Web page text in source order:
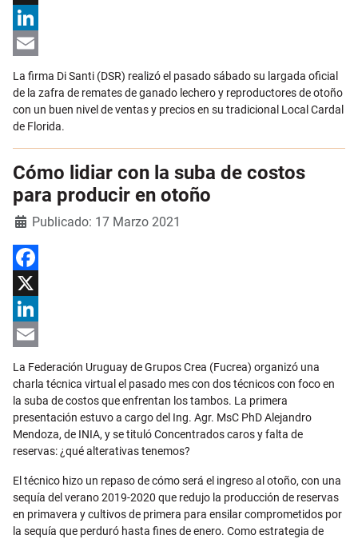
X
LinkedIn
Email
La firma Di Santi (DSR) realizó el pasado sábado su largada oficial
de la zafra de remates de ganado lechero y reproductores de otoño
con un buen nivel de ventas y precios en su tradicional Local Cardal
de Florida.
Cómo lidiar con la suba de costos
para producir en otoño
DetallesPublicado: 17 Marzo 2021
Facebook
X
LinkedIn
La Federación Uruguay de Grupos Crea (Fucrea) organizó una
charla técnica virtual el pasado mes con dos técnicos con foco en
la suba de costos que enfrentan los tambos. La primera
presentación estuvo a cargo del Ing. Agr. MsC PhD Alejandro
Mendoza, de INIA, y se tituló Concentrados caros y falta de
reservas: ¿qué alterativas tenemos?
El técnico hizo un repaso de cómo será el ingreso al otoño, con una
sequía del verano 2019-2020 que redujo la producción de reservas
en primavera y cultivos de primera para ensilar comprometidos por
la sequía que perduró hasta fines de enero. Como estrategia de